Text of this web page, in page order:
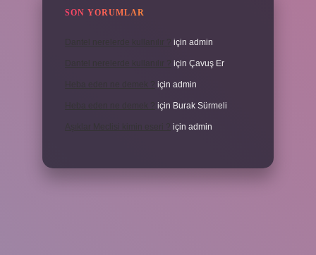
SON YORUMLAR
için admin
için Çavuş Er
için admin
için Burak Sürmeli
için admin